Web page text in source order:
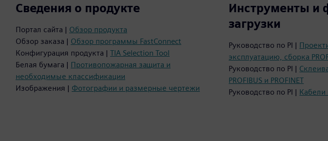
Сведения о продукте
Портал сайта | Обзор продукта
Обзор заказа | Обзор программы FastConnect
Конфигурация продукта | TIA Selection Tool
Белая бумага | Противопожарная защита и
необходимые классификации
Изображения | Фотографии и размерные чертежи
Инструменты и
загрузки
Руководство по PI |
эксплуатацию, сборка
Руководство по PI |
PROFIBUS и PROFINET
Руководство по PI | Кабели